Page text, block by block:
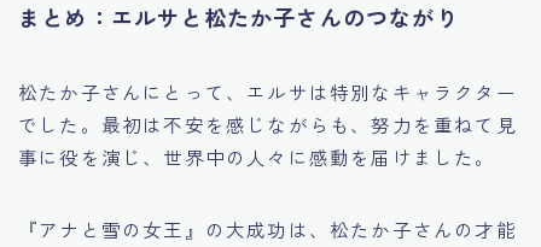
まとめ：エルサと松たか子さんのつながり
松たか子さんにとって、エルサは特別なキャラクター
でした。最初は不安を感じながらも、努力を重ねて見
事に役を演じ、世界中の人々に感動を届けました。
『アナと雪の女王』の大成功は、松たか子さんの才能